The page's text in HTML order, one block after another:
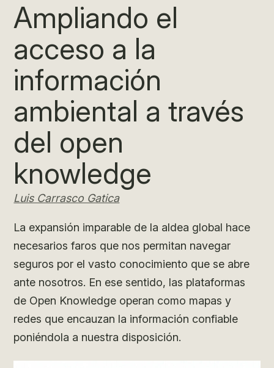
Ampliando el
acceso a la
información
ambiental a través
del open
knowledge
Luis Carrasco Gatica
La expansión imparable de la aldea global hace
necesarios faros que nos permitan navegar
seguros por el vasto conocimiento que se abre
ante nosotros. En ese sentido, las plataformas
de Open Knowledge operan como mapas y
redes que encauzan la información confiable
poniéndola a nuestra disposición.